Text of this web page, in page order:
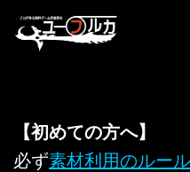
へ
【初めての方へ】
必ず素材利用のルール